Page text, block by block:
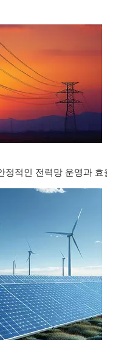
정적인 전력망 운영과 효